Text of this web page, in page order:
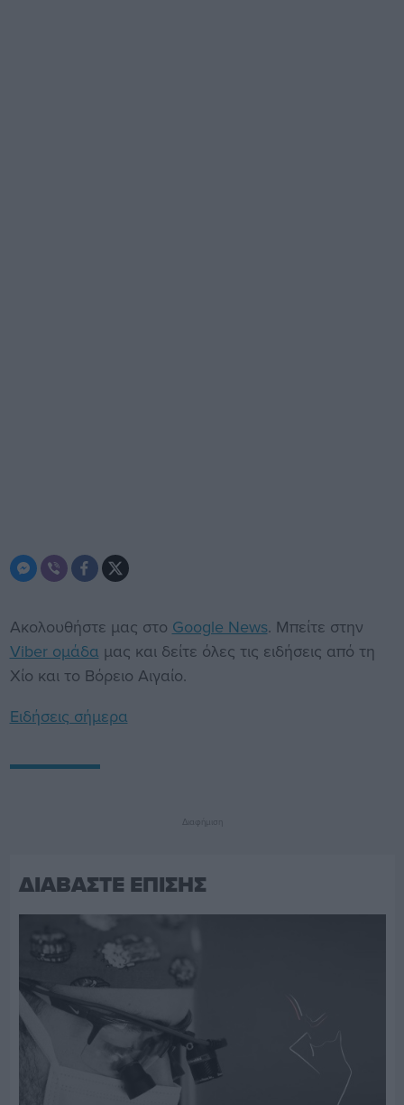
Ακολουθήστε μας στο Google News. Μπείτε στην
Viber ομάδα μας και δείτε όλες τις ειδήσεις από τη
Χίο και το Βόρειο Αιγαίο.
Ειδήσεις σήμερα
Διαφήμιση
ΔΙΑΒΑΣΤΕ ΕΠΙΣΗΣ